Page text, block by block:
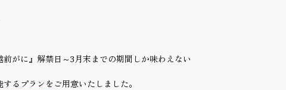
がに』解禁日～3月末までの期間しか味わえない
るプランをご用意いたしました。